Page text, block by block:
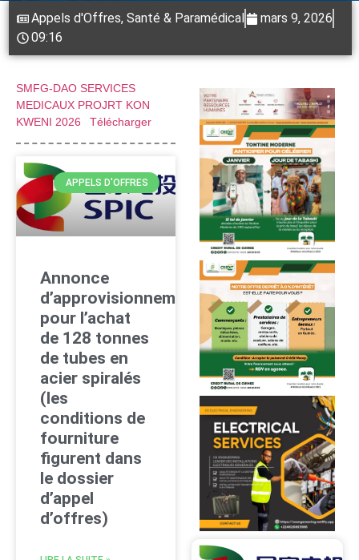
Appels d'Offres, Santé & Paramédical
mars 9, 2026
09:16
SMFG-DAO SERVICES
MEDICAUX PROJRT KON
KWENI 2026
Télécharger
APPELS D'OFFRES
Annonce
d’approvisionnement
pour l’achat
de 128 tonnes
de tubes en
acier spiralés
(les
conditions de
fourniture
figurent dans
le dossier
d’appel
d’offres)